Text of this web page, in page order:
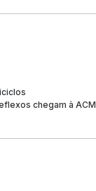
chegam à ACM